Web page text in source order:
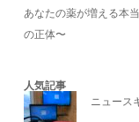
あなたの薬が増える本
の正体〜
人気記事
ニュース